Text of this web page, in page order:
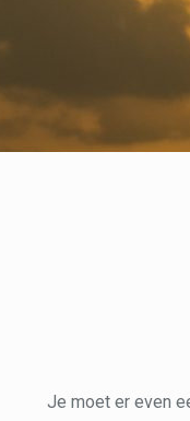
Je moet er even